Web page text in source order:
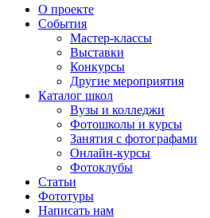
О проекте
События
Мастер-классы
Выставки
Конкурсы
Другие мероприятия
Каталог школ
Вузы и колледжи
Фотошколы и курсы
Занятия с фотографами
Онлайн-курсы
Фотоклубы
Статьи
Фототуры
Написать нам